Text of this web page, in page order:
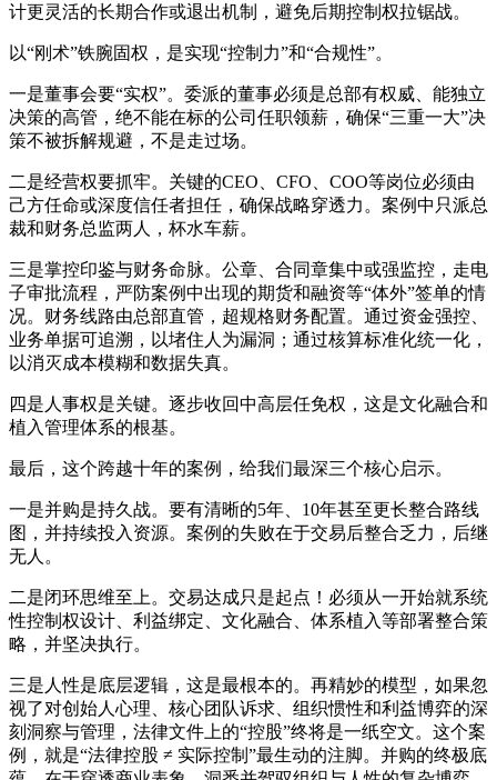
计更灵活的长期合作或退出机制，避免后期控制权拉锯战。
以“刚术”铁腕固权，是实现“控制力”和“合规性”。
一是董事会要“实权”。委派的董事必须是总部有权威、能独立
决策的高管，绝不能在标的公司任职领薪，确保“三重一大”决
策不被拆解规避，不是走过场。
二是经营权要抓牢。关键的CEO、CFO、COO等岗位必须由
己方任命或深度信任者担任，确保战略穿透力。案例中只派总
裁和财务总监两人，杯水车薪。
三是掌控印鉴与财务命脉。公章、合同章集中或强监控，走电
子审批流程，严防案例中出现的期货和融资等“体外”签单的情
况。财务线路由总部直管，超规格财务配置。通过资金强控、
业务单据可追溯，以堵住人为漏洞；通过核算标准化统一化，
以消灭成本模糊和数据失真。
四是人事权是关键。逐步收回中高层任免权，这是文化融合和
植入管理体系的根基。
最后，这个跨越十年的案例，给我们最深三个核心启示。
一是并购是持久战。要有清晰的5年、10年甚至更长整合路线
图，并持续投入资源。案例的失败在于交易后整合乏力，后继
无人。
二是闭环思维至上。交易达成只是起点！必须从一开始就系统
性控制权设计、利益绑定、文化融合、体系植入等部署整合策
略，并坚决执行。
三是人性是底层逻辑，这是最根本的。再精妙的模型，如果忽
视了对创始人心理、核心团队诉求、组织惯性和利益博弈的深
刻洞察与管理，法律文件上的“控股”终将是一纸空文。这个案
例，就是“法律控股 ≠ 实际控制”最生动的注脚。并购的终极底